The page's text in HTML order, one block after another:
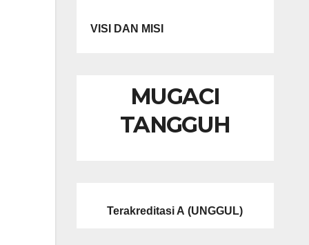
VISI DAN MISI
MUGACI
TANGGUH
Terakreditasi A (UNGGUL)